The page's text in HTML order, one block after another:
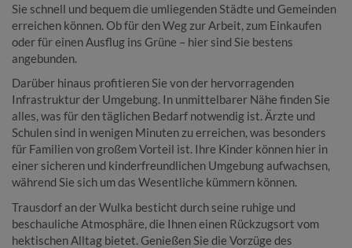
Sie schnell und bequem die umliegenden Städte und Gemeinden
erreichen können. Ob für den Weg zur Arbeit, zum Einkaufen
oder für einen Ausflug ins Grüne – hier sind Sie bestens
angebunden.
Darüber hinaus profitieren Sie von der hervorragenden
Infrastruktur der Umgebung. In unmittelbarer Nähe finden Sie
alles, was für den täglichen Bedarf notwendig ist. Ärzte und
Schulen sind in wenigen Minuten zu erreichen, was besonders
für Familien von großem Vorteil ist. Ihre Kinder können hier in
einer sicheren und kinderfreundlichen Umgebung aufwachsen,
während Sie sich um das Wesentliche kümmern können.
Trausdorf an der Wulka besticht durch seine ruhige und
beschauliche Atmosphäre, die Ihnen einen Rückzugsort vom
hektischen Alltag bietet. Genießen Sie die Vorzüge des